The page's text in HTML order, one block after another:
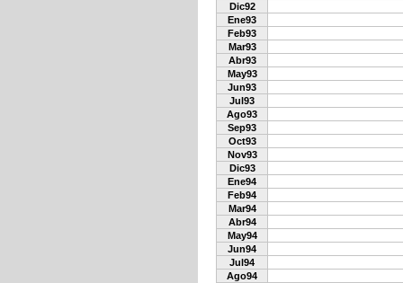
Dic92
Ene93
Feb93
Mar93
Abr93
May93
Jun93
Jul93
Ago93
Sep93
Oct93
Nov93
Dic93
Ene94
Feb94
Mar94
Abr94
May94
Jun94
Jul94
Ago94